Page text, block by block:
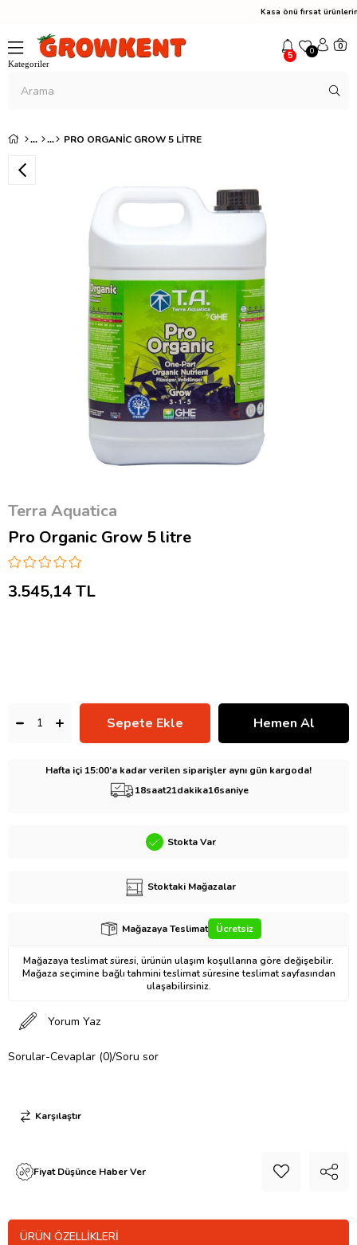
Kasa önü fırsat
5 0 0
PRO ORGANIC GROW 5 LITRE
Terra Aquatica
Pro Organic Grow 5 litre
3.545,14 TL
Hafta içi 15:00’a kadar verilen siparişler aynı gün kargoda!
18saat21dakika15saniye
Stokta Var
Stoktaki Mağazalar
Mağazaya Teslimat Ücretsiz
Mağazaya teslimat süresi, ürünün ulaşım koşullarına göre değişebilir.
Mağaza seçimine bağlı tahmini teslimat süresine teslimat sayfasından
ulaşabilirsiniz.
Yorum Yaz
Sorular-Cevaplar (0)/Soru sor
Karşılaştır
Fiyat Düşünce Haber Ver
ÜRÜN ÖZELLIKLERI